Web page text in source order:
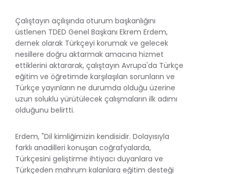
Çalıştayın açılışında oturum başkanlığını
üstlenen TDED Genel Başkanı Ekrem Erdem,
dernek olarak Türkçeyi korumak ve gelecek
nesillere doğru aktarmak amacına hizmet
ettiklerini aktararak, çalıştayın Avrupa'da Türkçe
eğitim ve öğretimde karşılaşılan sorunların ve
Türkçe yayınların ne durumda olduğu üzerine
uzun soluklu yürütülecek çalışmaların ilk adımı
olduğunu belirtti.
Erdem, "Dil kimliğimizin kendisidir. Dolayısıyla
farklı anadilleri konuşan coğrafyalarda,
Türkçesini geliştirme ihtiyacı duyanlara ve
Türkçeden mahrum kalanlara eğitim desteği